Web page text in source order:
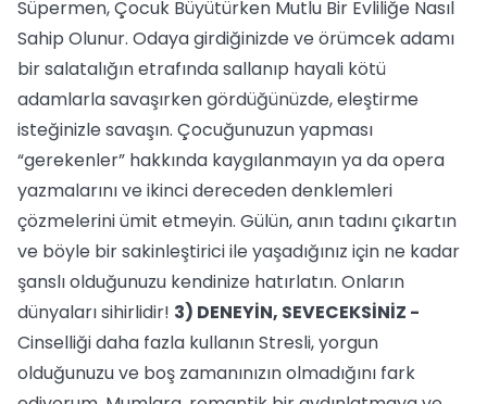
Süpermen, Çocuk Büyütürken Mutlu Bir Evliliğe Nasıl
Sahip Olunur. Odaya girdiğinizde ve örümcek adamı
bir salatalığın etrafında sallanıp hayali kötü
adamlarla savaşırken gördüğünüzde, eleştirme
isteğinizle savaşın. Çocuğunuzun yapması
“gerekenler” hakkında kaygılanmayın ya da opera
yazmalarını ve ikinci dereceden denklemleri
çözmelerini ümit etmeyin. Gülün, anın tadını çıkartın
ve böyle bir sakinleştirici ile yaşadığınız için ne kadar
şanslı olduğunuzu kendinize hatırlatın. Onların
dünyaları sihirlidir! 3) DENEYİN, SEVECEKSİNİZ -
Cinselliği daha fazla kullanın Stresli, yorgun
olduğunuzu ve boş zamanınızın olmadığını fark